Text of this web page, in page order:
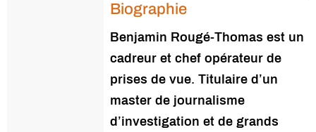
Biographie
Benjamin Rougé-Thomas est un
cadreur et chef opérateur de
prises de vue. Titulaire d’un
master de journalisme
d’investigation et de grands